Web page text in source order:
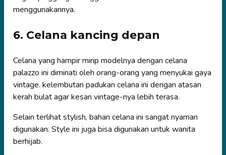
menggunakannya.
6. Celana kancing depan
Celana yang hampir mirip modelnya dengan celana
palazzo ini diminati oleh orang-orang yang menyukai gaya
vintage. kelembutan padukan celana ini dengan atasan
kerah bulat agar kesan vintage-nya lebih terasa.
Selain terlihat stylish, bahan celana ini sangat nyaman
digunakan. Style ini juga bisa digunakan untuk wanita
berhijab.